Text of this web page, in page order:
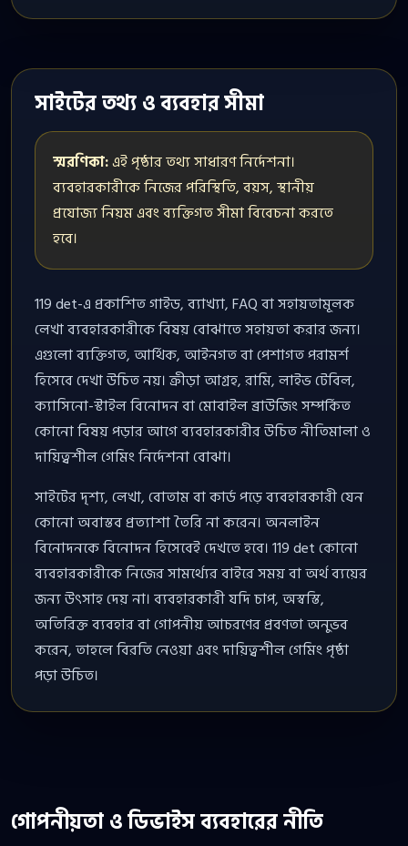
সাইটের তথ্য ও ব্যবহার সীমা
স্মরণিকা:এই পৃষ্ঠার তথ্য সাধারণ নির্দেশনা।
ব্যবহারকারীকে নিজের পরিস্থিতি, বয়স, স্থানীয়
প্রযোজ্য নিয়ম এবং ব্যক্তিগত সীমা বিবেচনা করতে
হবে।
119 det-এ প্রকাশিত গাইড, ব্যাখ্যা, FAQ বা সহায়তামূলক
লেখা ব্যবহারকারীকে বিষয় বোঝাতে সহায়তা করার জন্য।
এগুলো ব্যক্তিগত, আর্থিক, আইনগত বা পেশাগত পরামর্শ
হিসেবে দেখা উচিত নয়। ক্রীড়া আগ্রহ, রামি, লাইভ টেবিল,
ক্যাসিনো-স্টাইল বিনোদন বা মোবাইল ব্রাউজিং সম্পর্কিত
কোনো বিষয় পড়ার আগে ব্যবহারকারীর উচিত নীতিমালা ও
দায়িত্বশীল গেমিং নির্দেশনা বোঝা।
সাইটের দৃশ্য, লেখা, বোতাম বা কার্ড পড়ে ব্যবহারকারী যেন
কোনো অবাস্তব প্রত্যাশা তৈরি না করেন। অনলাইন
বিনোদনকে বিনোদন হিসেবেই দেখতে হবে। 119 det কোনো
ব্যবহারকারীকে নিজের সামর্থ্যের বাইরে সময় বা অর্থ ব্যয়ের
জন্য উৎসাহ দেয় না। ব্যবহারকারী যদি চাপ, অস্বস্তি,
অতিরিক্ত ব্যবহার বা গোপনীয় আচরণের প্রবণতা অনুভব
করেন, তাহলে বিরতি নেওয়া এবং দায়িত্বশীল গেমিং পৃষ্ঠা
পড়া উচিত।
গোপনীয়তা ও ডিভাইস ব্যবহারের নীতি